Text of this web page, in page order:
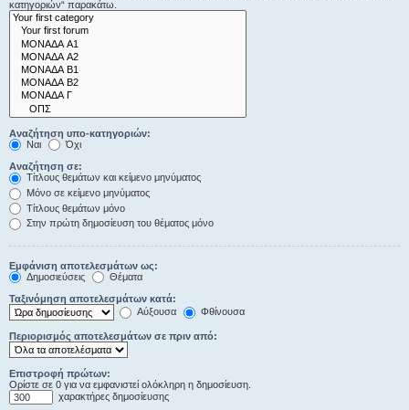
κατηγοριών“ παρακάτω.
Αναζήτηση υπο-κατηγοριών:
Ναι
Όχι
Αναζήτηση σε:
Τίτλους θεμάτων και κείμενο μηνύματος
Μόνο σε κείμενο μηνύματος
Τίτλους θεμάτων μόνο
Στην πρώτη δημοσίευση του θέματος μόνο
Εμφάνιση αποτελεσμάτων ως:
Δημοσιεύσεις
Θέματα
Ταξινόμηση αποτελεσμάτων κατά:
Αύξουσα
Φθίνουσα
Περιορισμός αποτελεσμάτων σε πριν από:
Επιστροφή πρώτων:
Ορίστε σε 0 για να εμφανιστεί ολόκληρη η δημοσίευση.
χαρακτήρες δημοσίευσης